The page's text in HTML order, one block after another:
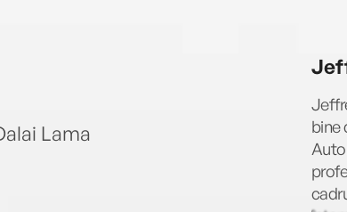
Lama
ţări
bine